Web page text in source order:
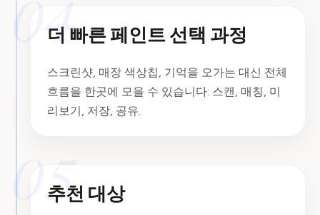
04
더 빠른 페인트 선택 과정
스크린샷, 매장 색상칩, 기억을 오가는 대신 전체
흐름을 한곳에 모을 수 있습니다: 스캔, 매칭, 미
리보기, 저장, 공유.
05
추천 대상